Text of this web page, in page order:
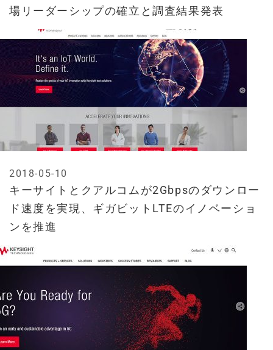
場リーダーシップの確立と調査結果発表
キーサイトとクアルコムが2Gbpsのダウンロー
ド速度を実現、ギガビットLTEのイノベーショ
ンを推進
2018-05-10